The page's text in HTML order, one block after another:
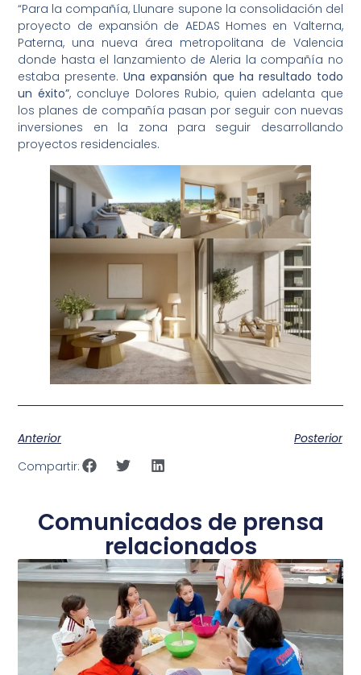
“Para la compañía, Llunare supone la consolidación del
proyecto de expansión de AEDAS Homes en Valterna,
Paterna, una nueva área metropolitana de Valencia
donde hasta el lanzamiento de Aleria la compañía no
estaba presente.Una expansión que ha resultado todo
un éxito”, concluye Dolores Rubio, quien adelanta que
los planes de compañía pasan por seguir con nuevas
inversiones en la zona para seguir desarrollando
proyectos residenciales.
Anterior
Posterior
Compartir:
Comunicados de prensa
relacionados